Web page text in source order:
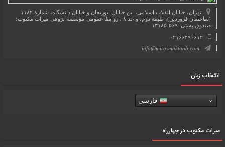
تهران، خیابان انقلاب اسلامی، بین خیابان ابوریحان و خیابان دانشگاه، شمارۀ ۱۱۸۲
(ساختمان فروردین)، طبقۀ دوم، واحد ۸ ، روابط عمومی مؤسسه پژوهی میراث مکتوب؛
صندوق پستی: ۵۶۹-۱۳۱۸۵
۰۲۱۶۶۴۹۰۶۱۲
info@mirasmaktoob.com
انتخاب زبان
فارسی
میرات مکتوب در چهارراه